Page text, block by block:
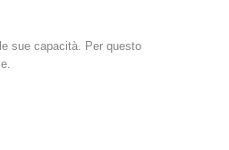
sue capacità. Per questo